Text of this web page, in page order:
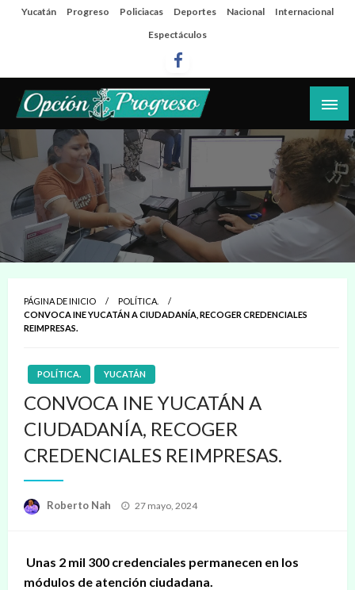
SaltaYucatán Progreso Policiacas Deportes Nacional
Internacional
Espectáculos
Opción Progreso
Las noticias del día a día del puerto
PÁGINA DE INICIO
POLÍTICA.
CONVOCA INE YUCATÁN A CIUDADANÍA, RECOGER CREDENCIALES
REIMPRESAS.
POLÍTICA. YUCATÁN
CONVOCA INE YUCATÁN A
CIUDADANÍA, RECOGER
CREDENCIALES REIMPRESAS.
Roberto Nah
Publicado
27 mayo, 2024
Unas 2 mil 300 credenciales permanecen en los
módulos de atención ciudadana.